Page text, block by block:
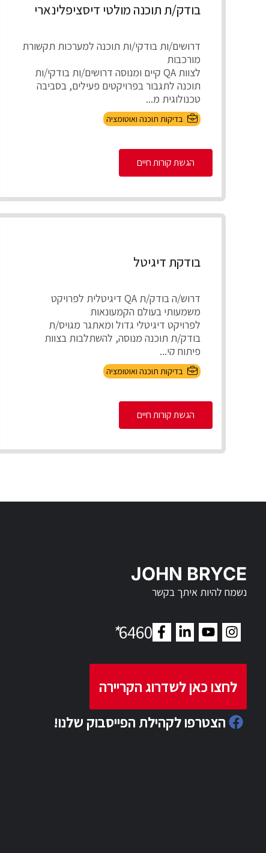
בודק/ת תוכנה מולטי דיסציפלינארי
דרושים/ות בודקי/ות תוכנה למערכות תקשורת
מורכבות
לצוות QA קיים ומנוסה דרושים/ות בודקי/ות
תוכנה לתגבור בפרויקטים פעילים, בסביבה
טכנולוגית מ...
בדיקות תוכנה ואוטומציה
הגשת קורות חיים
בודקת דיגיטל
דרוש/ה בודק/ת QA דיגיטלית לפרויקט
משמעותי בעולם הקמעונאות
לפרויקט דיגיטלי גדול ומאתגר מגויס/ת
בודק/ת תוכנה מנוסה, להשתלבות בצוות
פיתוח קי...
בדיקות תוכנה ואוטומציה
הגשת קורות חיים
JOHN BRYCE
נשמח להיות איתך בקשר
6460
*
לחצו כאן לשדרוג הקריירה
הצטרפו לקהילת הפייסבוק שלנו!